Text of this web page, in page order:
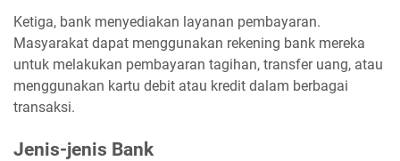
Ketiga, bank menyediakan layanan pembayaran.
Masyarakat dapat menggunakan rekening bank mereka
untuk melakukan pembayaran tagihan, transfer uang, atau
menggunakan kartu debit atau kredit dalam berbagai
transaksi.
Jenis-jenis Bank